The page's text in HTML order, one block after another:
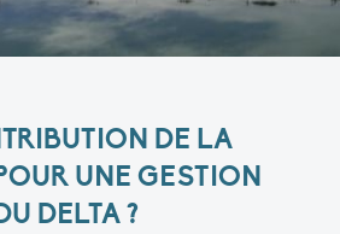
DE LA
UNE GESTION
DELTA ?